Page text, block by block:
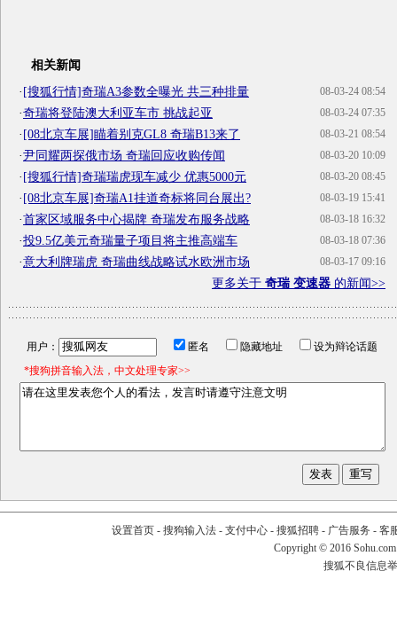
相关新闻
08-03-24 08:54
·[搜狐行情]奇瑞A3参数全曝光 共三种排量
08-03-24 07:35
·奇瑞将登陆澳大利亚车市 挑战起亚
08-03-21 08:54
·[08北京车展]瞄着别克GL8 奇瑞B13来了
08-03-20 10:09
·尹同耀两探俄市场 奇瑞回应收购传闻
08-03-20 08:45
·[搜狐行情]奇瑞瑞虎现车减少 优惠5000元
08-03-19 15:41
·[08北京车展]奇瑞A1挂道奇标将同台展出?
08-03-18 16:32
·首家区域服务中心揭牌 奇瑞发布服务战略
08-03-18 07:36
·投9.5亿美元奇瑞量子项目将主推高端车
08-03-17 09:16
·意大利牌瑞虎 奇瑞曲线战略试水欧洲市场
更多关于 奇瑞 变速器 的新闻>>
用户： 匿名 隐藏地址
设为辩论话题
*搜狗拼音输入法，中文处理专家>>
设置首页- 搜狗输入法- 支付中心- 搜狐招聘- 广告服务 - 客
Copyright © 2016
搜狐不良信息